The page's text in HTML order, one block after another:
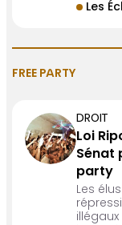
Les
FREE PARTY
DROIT
Loi
Sénat
party
Les